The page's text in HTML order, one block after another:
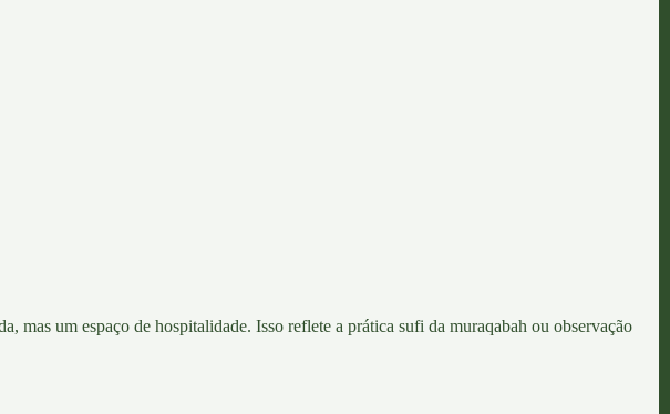
mas um espaço de hospitalidade. Isso reflete a prática sufi da muraqabah ou observação